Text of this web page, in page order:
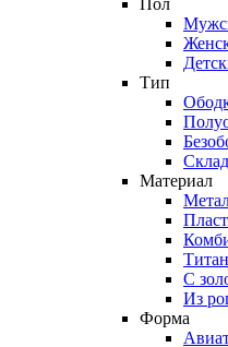
Пол
Тип
Материал
С
Из
Форма